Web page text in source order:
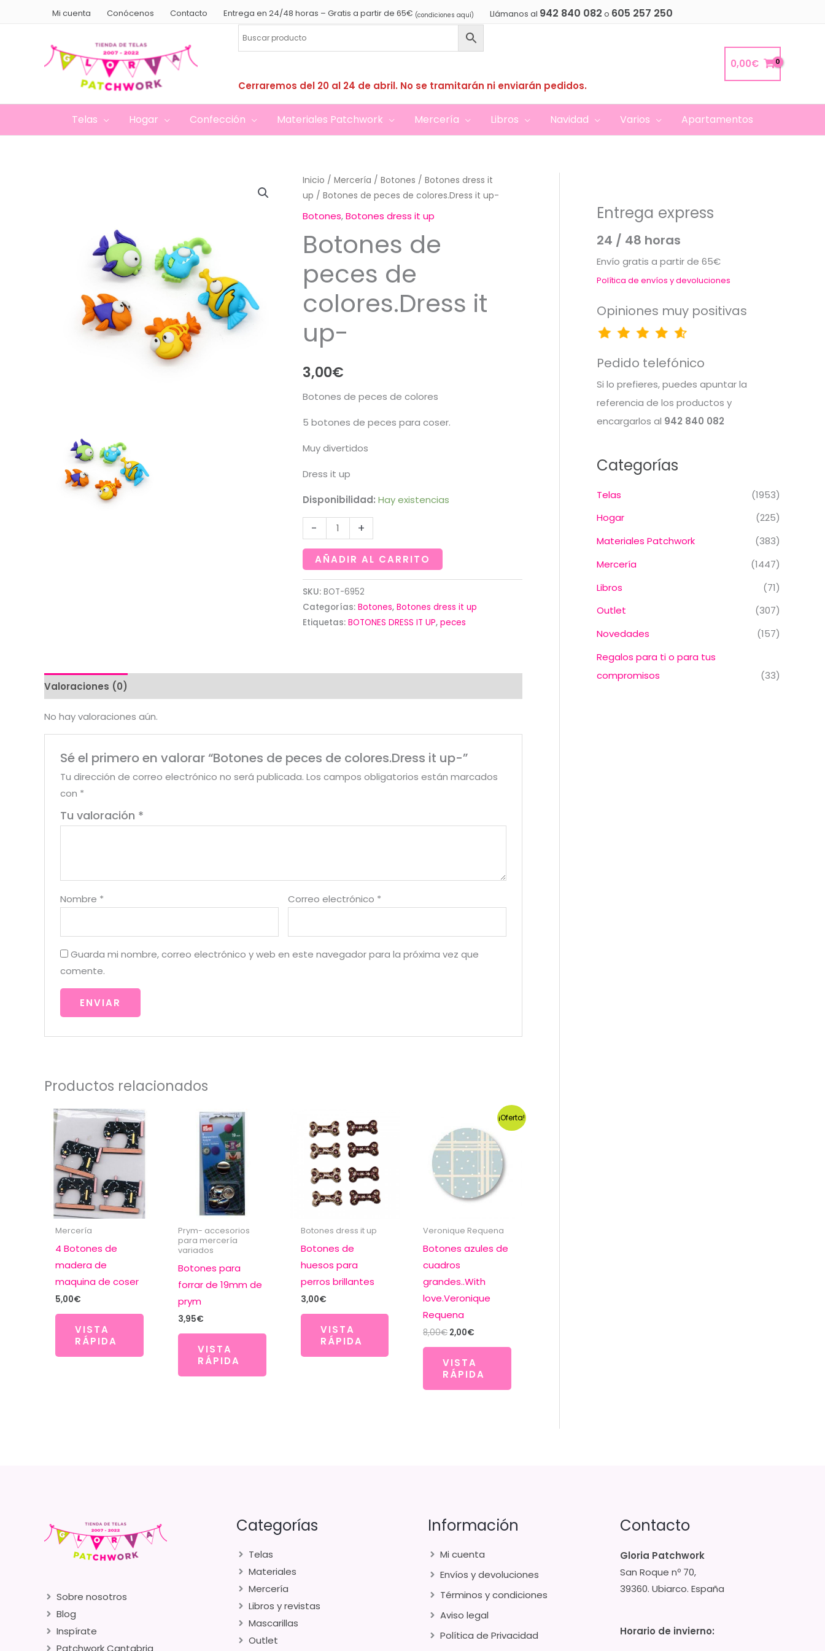
Mi cuenta Conócenos Contacto Entrega en 24/48 horas – Gratis a partir de 65€ (condiciones aquí) Llámanos al 942 840 082 o 605 257 250
Cerraremos del 20 al 24 de abril. No se tramitarán ni enviarán pedidos.
0,00€
Telas Hogar Confección Materiales Patchwork Mercería Libros Navidad Varios Apartamentos
Inicio / Mercería / Botones / Botones dress it
up / Botones de peces de colores.Dress it up-
Botones,Botones dress it up
Botones de
peces de
colores.Dress it
up-
3,00€
Botones de peces de colores
5 botones de peces para coser.
Muy divertidos
Dress it up
Disponibilidad: Hay existencias
-
Botones
de
peces
de
colores.Dress
it
up-
+
AÑADIR AL CARRITO
SKU: BOT-6952
Categorías: Botones, Botones dress it up
Etiquetas: BOTONES DRESS IT UP, peces
Valoraciones (0)
No hay valoraciones aún.
Sé el primero en valorar “Botones de peces de colores.Dress it up-”
Tu dirección de correo electrónico no será publicada. Los campos obligatorios están marcados
con *
Tu valoración *
Nombre * Correo electrónico *
Guarda mi nombre, correo electrónico y web en este navegador para la próxima vez que
comente.
Productos relacionados
Mercería
4 Botones de
madera de
maquina de coser
5,00€
VISTA
RÁPIDA
Prym- accesorios
para mercería
variados
Botones para
forrar de 19mm de
prym
3,95€
VISTA
RÁPIDA
Botones dress it up
Botones de
huesos para
perros brillantes
3,00€
VISTA
RÁPIDA
¡Oferta!
Veronique Requena
Botones azules de
cuadros
grandes..With
love.Veronique
Requena
8,00€ El
era:
8,00€.
2,00€
es:
2,00€.
VISTA
RÁPIDA
Entrega express
24 / 48 horas
Envío gratis a partir de 65€
Política de envíos y devoluciones
Opiniones muy positivas
Pedido telefónico
Si lo prefieres, puedes apuntar la
referencia de los productos y
encargarlos al 942 840 082
Categorías
Telas
(1953)
Hogar
(225)
Materiales Patchwork
(383)
Mercería
(1447)
Libros
(71)
Outlet
(307)
Novedades
(157)
Regalos para ti o para tus
compromisos
(33)
Sobre nosotros
Blog
Inspírate
Patchwork Cantabria
Categorías
Telas
Materiales
Mercería
Libros y revistas
Mascarillas
Outlet
Información
Mi cuenta
Envíos y devoluciones
Términos y condiciones
Aviso legal
Política de Privacidad
Contacto
Gloria Patchwork
San Roque nº 70,
39360. Ubiarco. España
Horario de invierno: